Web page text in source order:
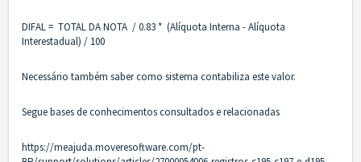
DIFAL = TOTAL DA NOTA / 0.83 * (Alíquota Interna - Alíquota
Interestadual) / 100
Necessário também saber como sistema contabiliza este valor.
Segue bases de conhecimentos consultados e relacionadas
https://meajuda.moveresoftware.com/pt-